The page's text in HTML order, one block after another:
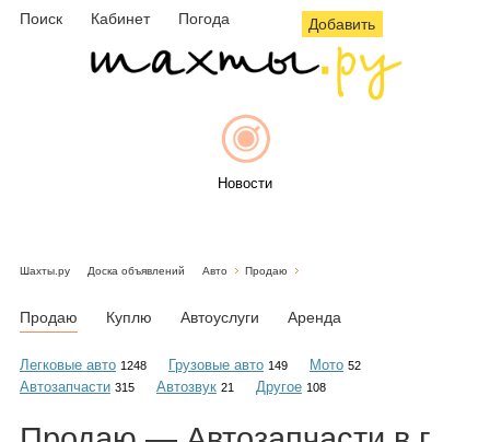
Поиск Кабинет Погода Добавить
Новости
Объявления
Шахты.ру Доска объявлений Авто Продаю
Продаю Куплю Автоуслуги Аренда
Легковые авто 1248 Грузовые авто 149 Мото 52
Автозапчасти 315 Автозвук 21 Другое 108